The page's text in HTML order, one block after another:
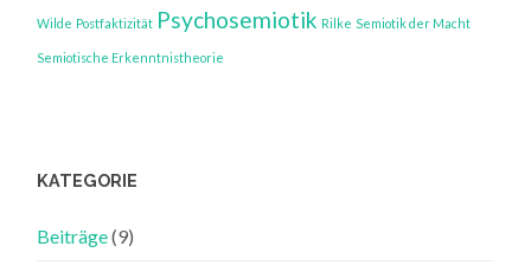
DEN
Wilde Postfaktizität Psychosemiotik Rilke Semiotik der Macht
Semiotische Erkenntnistheorie
KATEGORIE
Beiträge(9)